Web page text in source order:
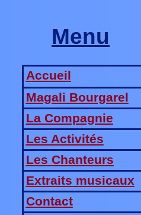
Menu
Accueil
Magali Bourgarel
La Compagnie
Les Activités
Les Chanteurs
Extraits musicaux
Contact